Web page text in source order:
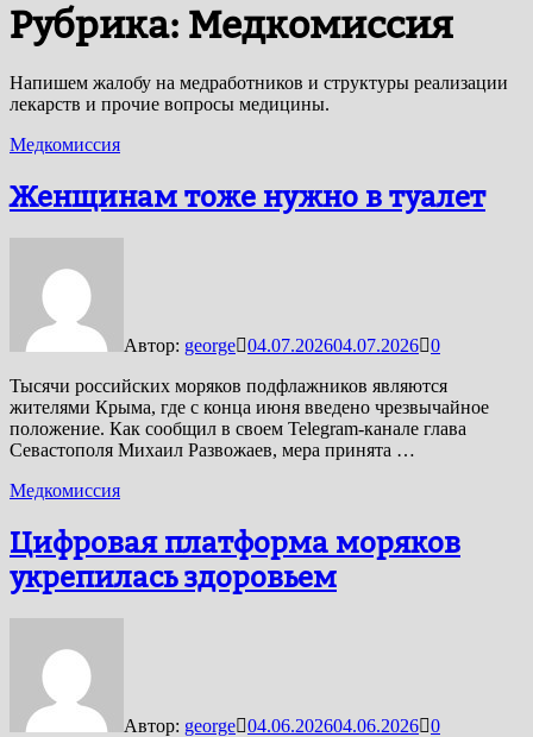
Рубрика: Медкомиссия
Напишем жалобу на медработников и структуры реализации
лекарств и прочие вопросы медицины.
Медкомиссия
Женщинам тоже нужно в туалет
Автор: george 04.07.202604.07.2026 0
Тысячи российских моряков подфлажников являются
жителями Крыма, где с конца июня введено чрезвычайное
положение. Как сообщил в своем Telegram-канале глава
Севастополя Михаил Развожаев, мера принята …
Медкомиссия
Цифровая платформа моряков
укрепилась здоровьем
Автор: george 04.06.202604.06.2026 0